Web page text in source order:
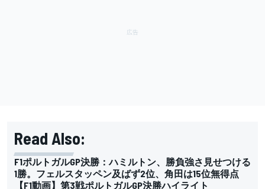
Read Also:
F1ポルトガルGP決勝：ハミルトン、勝負強さ見せつける
1勝。フェルスタッペン及ばず2位、角田は15位無得点
【F1動画】第3戦ポルトガルGP決勝ハイライト